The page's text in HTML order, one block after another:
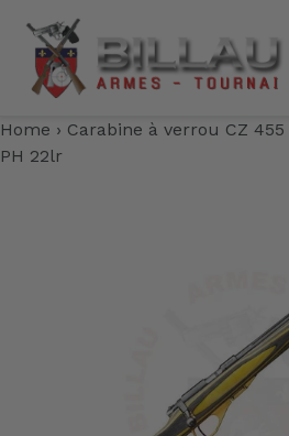
contenu
Home › Carabine à verrou CZ
PH 22lr